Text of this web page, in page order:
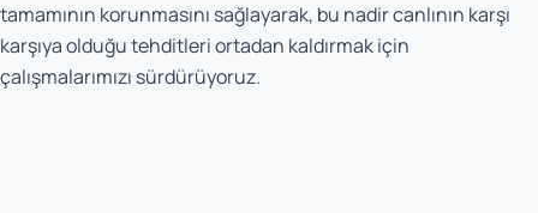
tamamının korunmasını sağlayarak, bu nadir canlının karşı
karşıya olduğu tehditleri ortadan kaldırmak için
çalışmalarımızı sürdürüyoruz.